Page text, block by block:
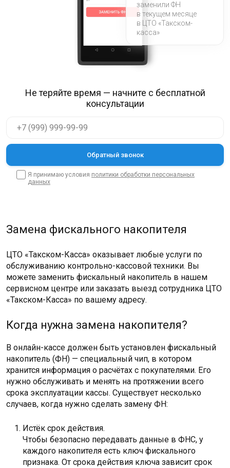
Не теряйте время — начните с бесплатной
консультации
Я принимаю условия политики обработки персональных
данных
заменили ФН
в текущем месяце
в ЦТО «Такском-
касса»
Замена фискального накопителя
ЦТО «Такском-Касса» оказывает любые услуги по
обслуживанию контрольно-кассовой техники. Вы
можете заменить фискальный накопитель в нашем
сервисном центре или заказать выезд сотрудника ЦТО
«Такском-Касса» по вашему адресу.
Когда нужна замена накопителя?
В онлайн-кассе должен быть установлен фискальный
накопитель (ФН) — специальный чип, в котором
хранится информация о расчётах с покупателями. Его
нужно обслуживать и менять на протяжении всего
срока эксплуатации кассы. Существует несколько
случаев, когда нужно сделать замену ФН:
Истёк срок действия.
Чтобы безопасно передавать данные в ФНС, у
каждого накопителя есть ключ фискального
признака. От срока действия ключа зависит срок